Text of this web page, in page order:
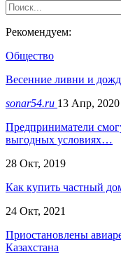
Рекомендуем:
Общество
Весенние ливни и
sonar54.ru 13 Апр, 2020
Предприниматели
выгодных условиях…
28 Окт, 2019
Как купить частный
24 Окт, 2021
Приостановлены
Казахстана